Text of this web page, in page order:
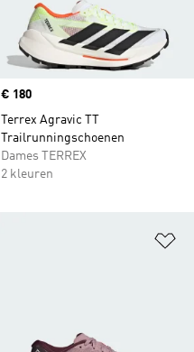
Price
€ 180
Terrex Agravic TT
Trailrunningschoenen
Dames TERREX
2 kleuren